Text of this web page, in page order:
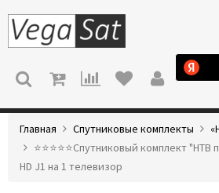
МЕНЮ
Главная Спутниковые комплекты
⭐️⭐️⭐️⭐️⭐️Спутниковый комплект "НТВ
HD J1 на 1 телевизор